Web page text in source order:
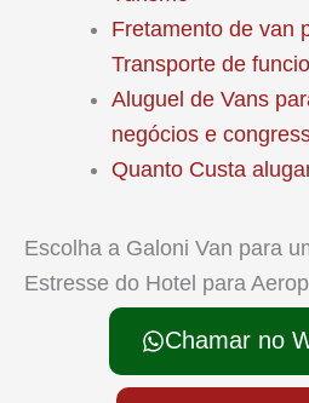
Fretamento de van
Transporte de
Aluguel de Vans
negócios e
Quanto Custa
Escolha a Galoni Van para
Estresse do Hotel para
Chamar no